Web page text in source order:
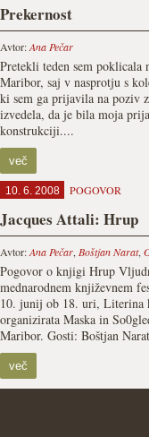
Prekernost
Avtor:Ana Pečar
Pretekli teden sem
Maribor, saj v nasprotju s
ki sem ga prijavila na poziv
izvedela, da je bila moja
konstrukciji....
več
10. 6. 2008 POGOVOR
Jacques Attali: Hrup
Avtor:Ana Pečar, Boštjan Narat,
Pogovor o knjigi Hrup
mednarodnem književnem
10. junij ob 18. uri, Literina
organizirata Maska in
Maribor. Gosti: Boštjan
več